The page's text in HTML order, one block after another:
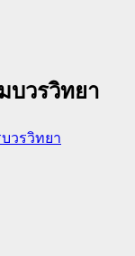
บวรวิทยา
วรวิทยา